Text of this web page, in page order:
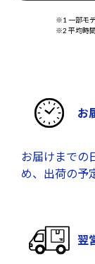
※1 一部モ
※2 平均時
お
お届けまでの
め、出荷の予
翌